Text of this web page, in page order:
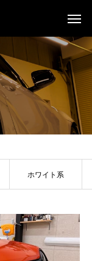
ホワイト系